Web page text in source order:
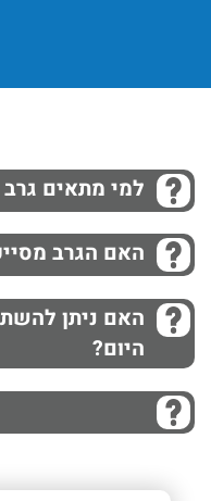
למי מתאים גרב
האם הגרב
האם ניתן
היום?